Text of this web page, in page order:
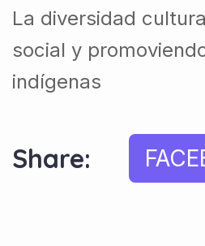
La diversidad
social y
indígenas
Share: